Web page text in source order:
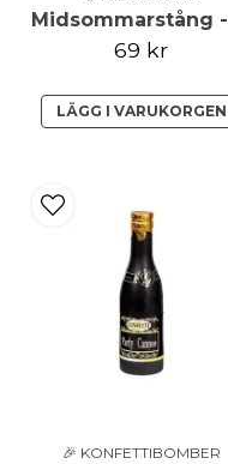
69 kr
LÄGG I VARUKORGEN
🎉 KONFETTIBOMBER